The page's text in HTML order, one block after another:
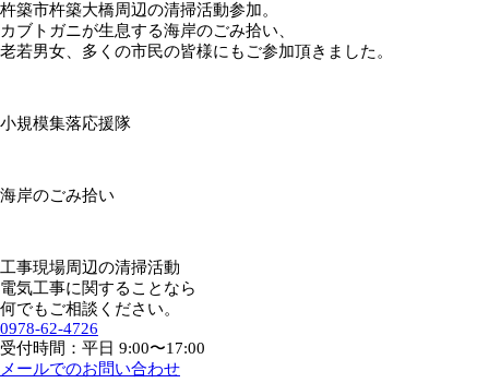
杵築市杵築大橋周辺の清掃活動参加。
カブトガニが生息する海岸のごみ拾い、
老若男女、多くの市民の皆様にもご参加頂きました。
小規模集落応援隊
海岸のごみ拾い
工事現場周辺の清掃活動
電気工事に関することなら
何でもご相談ください。
0978-62-4726
受付時間：平日 9:00〜17:00
メールでのお問い合わせ